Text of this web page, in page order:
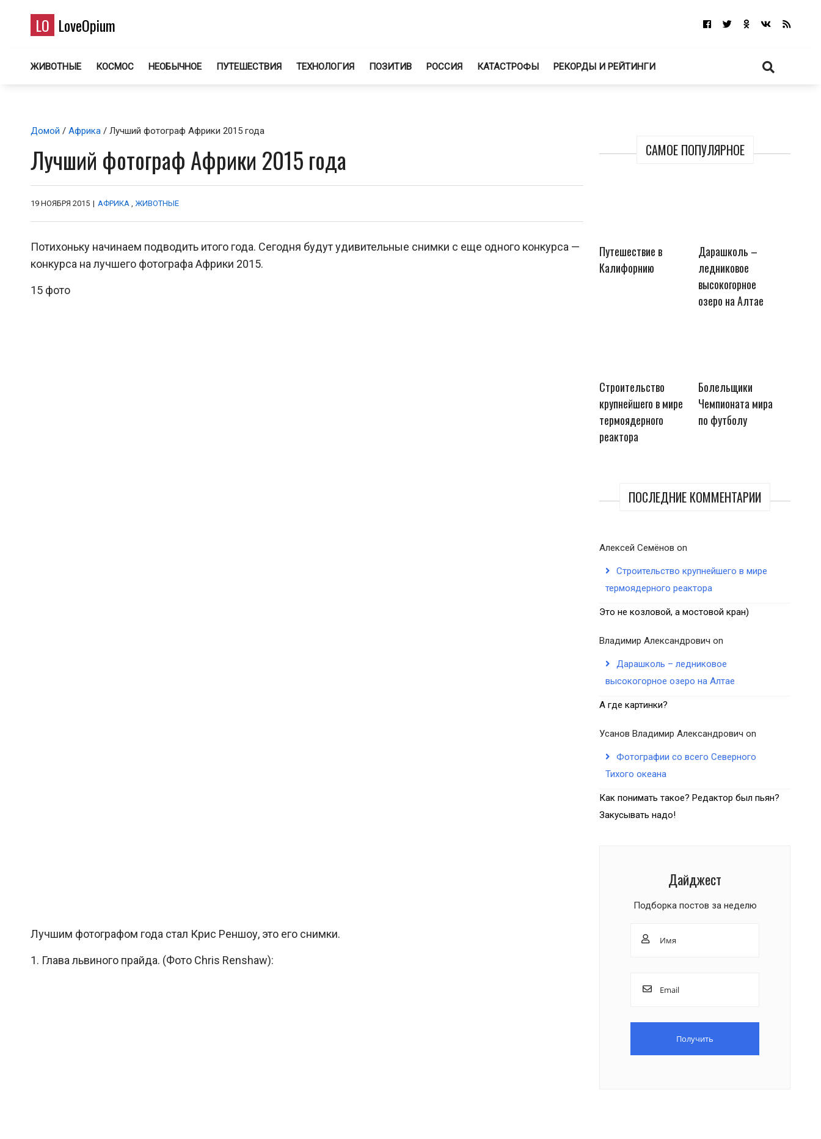
LO LoveOpium
ЖИВОТНЫЕ КОСМОС НЕОБЫЧНОЕ ПУТЕШЕСТВИЯ ТЕХНОЛОГИЯ ПОЗИТИВ РОССИЯ КАТАСТРОФЫ РЕКОРДЫ И РЕЙТИНГИ
САМОЕ ПОПУЛЯРНОЕ
Путешествие в
Калифорнию
Дарашколь –
ледниковое
высокогорное
озеро на Алтае
Строительство
крупнейшего в мире
термоядерного
реактора
Болельщики
Чемпионата мира
по футболу
ПОСЛЕДНИЕ КОММЕНТАРИИ
Алексей Семёнов on
Строительство крупнейшего в мире
термоядерного реактора
Это не козловой, а мостовой кран)
Владимир Александрович on
Дарашколь – ледниковое
высокогорное озеро на Алтае
А где картинки?
Усанов Владимир Александрович on
Фотографии со всего Северного
Тихого океана
Как понимать такое? Редактор был пьян?
Закусывать надо!
Дайджест
Подборка постов за неделю
Домой / Африка / Лучший фотограф Африки 2015 года
Лучший фотограф Африки 2015 года
19 НОЯБРЯ 2015 | АФРИКА , ЖИВОТНЫЕ
Потихоньку начинаем подводить итого года. Сегодня будут удивительные снимки с еще одного конкурса —
конкурса на лучшего фотографа Африки 2015.
15 фото
Лучшим фотографом года стал Крис Реншоу, это его снимки.
1. Глава львиного прайда. (Фото Chris Renshaw):